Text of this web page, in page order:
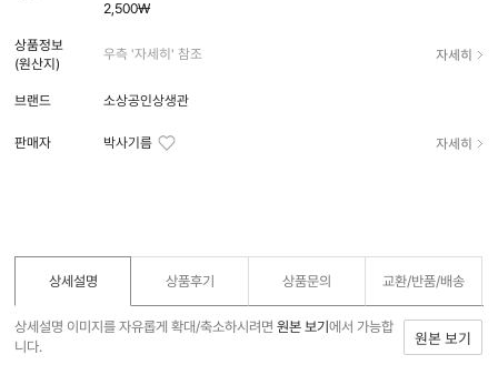
2,500₩
상품정보
(원산지)
우측 '자세히' 참조 자세히
브랜드 소상공인상생관
판매자 박사기름 자세히
상세설명 상품후기 상품문의 교환/반품/배송
상세설명 이미지를 자유롭게 확대/축소하시려면원본 보기에서 가능합
니다.
원본 보기